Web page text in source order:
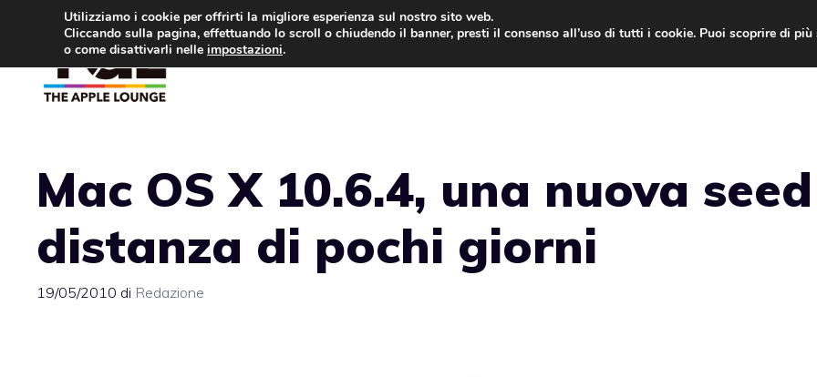
contenuto
Mac OS X 10.6.4, una nuova
distanza di pochi giorni
19/05/2010 di Redazione
Utilizziamo i cookie per offrirti la migliore esperienza sul nostro sito web.
Cliccando sulla pagina, effettuando lo scroll o chiudendo il banner, presti il consenso all’uso di tutti i cookie. Puoi scoprire di
o come disattivarli nelle impostazioni.